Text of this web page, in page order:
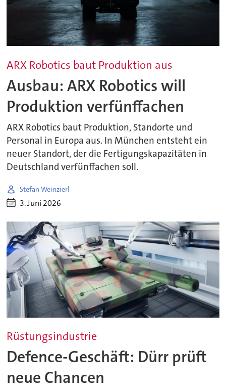
ARX Robotics baut Produktion aus
Ausbau: ARX Robotics will
Produktion verfünffachen
ARX Robotics baut Produktion, Standorte und
Personal in Europa aus. In München entsteht ein
neuer Standort, der die Fertigungskapazitäten in
Deutschland verfünffachen soll.
Stefan Weinzierl
3. Juni 2026
Rüstungsindustrie
Defence-Geschäft: Dürr prüft
neue Chancen